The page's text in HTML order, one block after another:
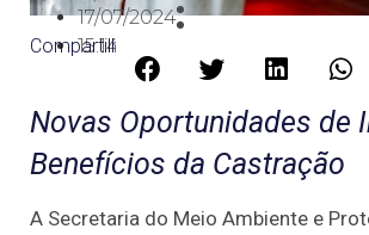
17/07/2024
15:14
Compartilhe:
Novas Oportunidades de
Benefícios da Castração
A Secretaria do Meio Ambiente e